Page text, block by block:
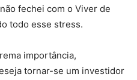
fechei com o Viver de
todo esse stress.
importância,
tornar-se um investidor